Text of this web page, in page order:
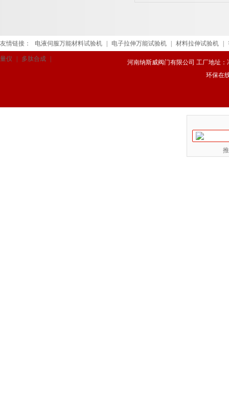
友情链接： 电液伺服万能材料试验机 电子拉伸万能试验机 材料拉伸试验机
量仪 多肽合成
河南纳斯威阀门有限公司 工厂地址：
环保在